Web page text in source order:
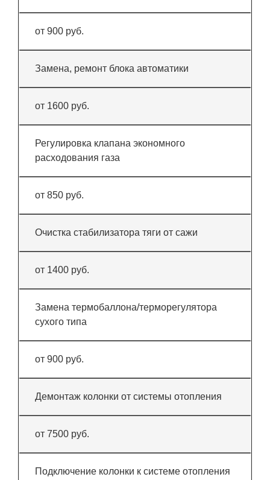
от 900 руб.
Замена, ремонт блока автоматики
от 1600 руб.
Регулировка клапана экономного
расходования газа
от 850 руб.
Очистка стабилизатора тяги от сажи
от 1400 руб.
Замена термобаллона/терморегулятора
сухого типа
от 900 руб.
Демонтаж колонки от системы отопления
от 7500 руб.
Подключение колонки к системе отопления